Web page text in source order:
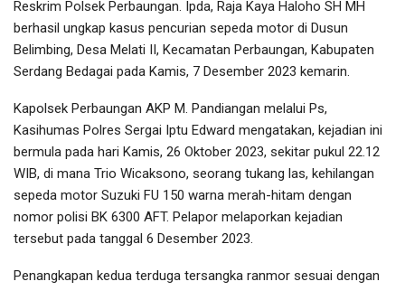
Reskrim Polsek Perbaungan. Ipda, Raja Kaya Haloho SH MH
berhasil ungkap kasus pencurian sepeda motor di Dusun
Belimbing, Desa Melati II, Kecamatan Perbaungan, Kabupaten
Serdang Bedagai pada Kamis, 7 Desember 2023 kemarin.
Kapolsek Perbaungan AKP M. Pandiangan melalui Ps,
Kasihumas Polres Sergai Iptu Edward mengatakan, kejadian ini
bermula pada hari Kamis, 26 Oktober 2023, sekitar pukul 22.12
WIB, di mana Trio Wicaksono, seorang tukang las, kehilangan
sepeda motor Suzuki FU 150 warna merah-hitam dengan
nomor polisi BK 6300 AFT. Pelapor melaporkan kejadian
tersebut pada tanggal 6 Desember 2023.
Penangkapan kedua terduga tersangka ranmor sesuai dengan